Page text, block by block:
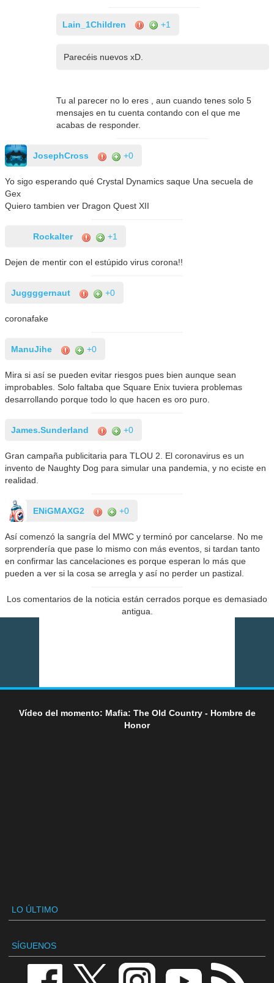
Lain_1Children +1
Parecéis nuevos xD.
Tu al parecer no lo eres , aun cuando tenes solo 5
mensajes en tu cuenta contando con el que me
acabas de responder.
JosephCross +0
Yo sigo esperando qué Crystal Dynamics saque Una secuela de
Gex
Quiero tambien ver Dragon Quest XII
Rockalter +1
Dejen de mentir con el estúpido virus corona!!
Juggggernaut +0
coronafake
ManuJihe +0
Mira si así se pueden evitar riesgos pues bien aunque sean
improbables. Solo faltaba que Square Enix tuviera problemas
desarrollando porque todo lo que hacen es oro puro.
James.Sunderland +0
Gran campaña publicitaria para TLOU 2. El coronavirus es un
invento de Naughty Dog para simular una pandemia, y no eciste en
realidad.
ENiGMAXG2 +0
Así comenzó la sangría del MWC y terminó por cancelarse. No me
sorprendería que pase lo mismo con más eventos, si tardan tanto
en confirmar las cancelaciones es porque esperan lo más que
pueden a ver si la cosa se arregla y así no perder un pastizal.
Los comentarios de la noticia están cerrados porque es demasiado
antigua.
Vídeo del momento: Mafia: The Old Country - Hombre de
Honor
LO ÚLTIMO
SÍGUENOS